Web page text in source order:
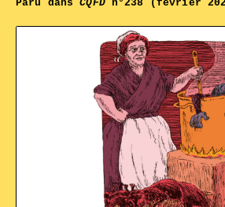
Paru dansCQFDn°238 (février